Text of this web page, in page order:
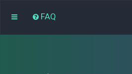
FAQ